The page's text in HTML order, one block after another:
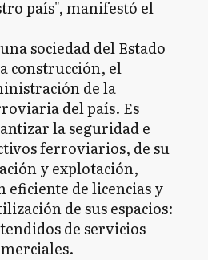
país", manifestó el
sociedad del Estado
construcción, el
de la
del país. Es
la seguridad e
ferroviarios, de su
y explotación,
eficiente de licencias y
de sus espacios:
de servicios